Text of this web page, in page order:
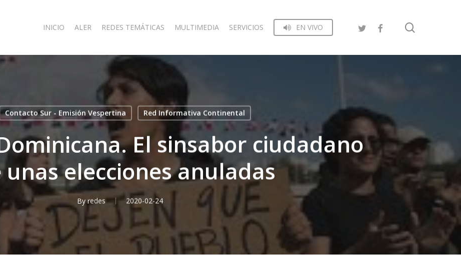
INICIO ALER REDES TEMÁTICAS MULTIMEDIA SERVICIOS EN VIVO
Contacto Sur - Emisión Vespertina Red Informativa Continental
El sinsabor ciudadano
unas elecciones anuladas
By redes 2020-02-24